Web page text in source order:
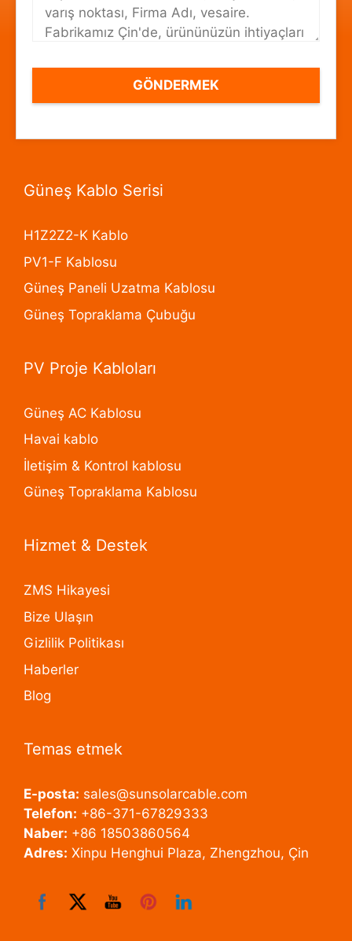
Güneş Kablo Serisi
H1Z2Z2-K Kablo
PV1-F Kablosu
Güneş Paneli Uzatma Kablosu
Güneş Topraklama Çubuğu
PV Proje Kabloları
Güneş AC Kablosu
Havai kablo
İletişim & Kontrol kablosu
Güneş Topraklama Kablosu
Hizmet & Destek
ZMS Hikayesi
Bize Ulaşın
Gizlilik Politikası
Haberler
Blog
Temas etmek
E-posta: sales@sunsolarcable.com
Telefon: +86-371-67829333
Naber: +86 18503860564
Adres: Xinpu Henghui Plaza, Zhengzhou, Çin